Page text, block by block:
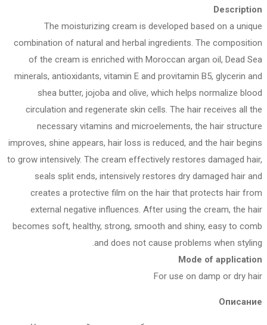
Description
The moisturizing cream is developed based on a unique
combination of natural and herbal ingredients. The composition
of the cream is enriched with Moroccan argan oil, Dead Sea
minerals, antioxidants, vitamin E and provitamin B5, glycerin and
shea butter, jojoba and olive, which helps normalize blood
circulation and regenerate skin cells. The hair receives all the
necessary vitamins and microelements, the hair structure
improves, shine appears, hair loss is reduced, and the hair begins
to grow intensively. The cream effectively restores damaged hair,
seals split ends, intensively restores dry damaged hair and
creates a protective film on the hair that protects hair from
external negative influences. After using the cream, the hair
becomes soft, healthy, strong, smooth and shiny, easy to comb
and does not cause problems when styling.
Mode of application
For use on damp or dry hair
Описание